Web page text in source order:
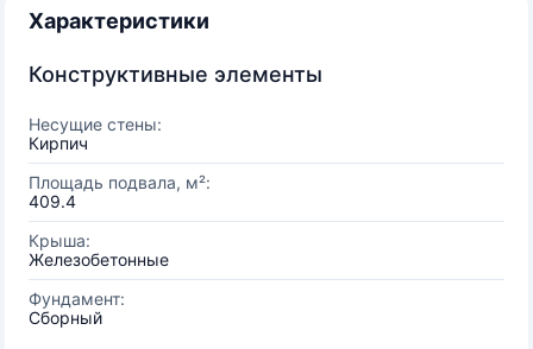
Характеристики
Конструктивные элементы
Несущие стены:
Кирпич
Площадь подвала, м²:
409.4
Крыша:
Железобетонные
Фундамент:
Сборный